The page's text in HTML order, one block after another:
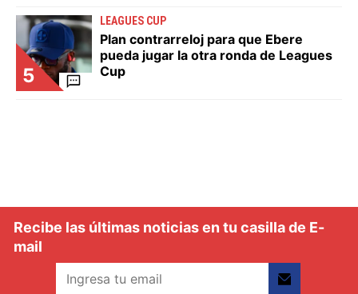
5
LEAGUES CUP
Plan contrarreloj para que Ebere
pueda jugar la otra ronda de Leagues
Cup
Recibe las últimas noticias en tu casilla de E-
mail